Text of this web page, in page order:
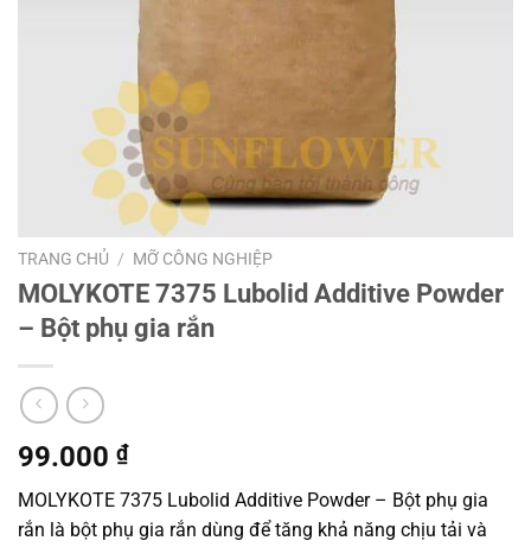
TRANG CHỦ / MỠ CÔNG NGHIỆP
MOLYKOTE 7375 Lubolid Additive Powder
– Bột phụ gia rắn
99.000 ₫
MOLYKOTE 7375 Lubolid Additive Powder – Bột phụ gia
rắn là bột phụ gia rắn dùng để tăng khả năng chịu tải và